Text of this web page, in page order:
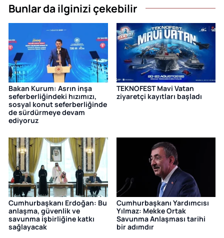
Bunlar da ilginizi çekebilir
Bakan Kurum: Asrın inşa
seferberliğindeki hızımızı,
sosyal konut seferberliğinde
de sürdürmeye devam
ediyoruz
TEKNOFEST Mavi Vatan
ziyaretçi kayıtları başladı
Cumhurbaşkanı Erdoğan: Bu
anlaşma, güvenlik ve
savunma işbirliğine katkı
sağlayacak
Cumhurbaşkanı Yardımcısı
Yılmaz: Mekke Ortak
Savunma Anlaşması tarihi
bir adımdır